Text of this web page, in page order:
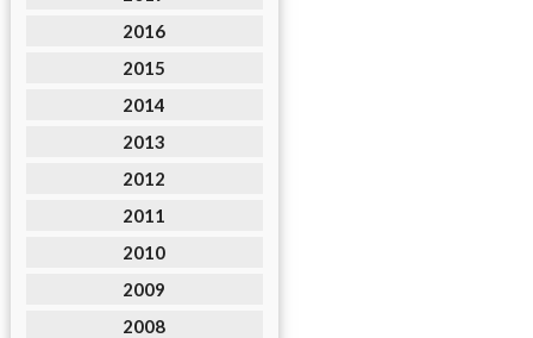
2016
2015
2014
2013
2012
2011
2010
2009
2008